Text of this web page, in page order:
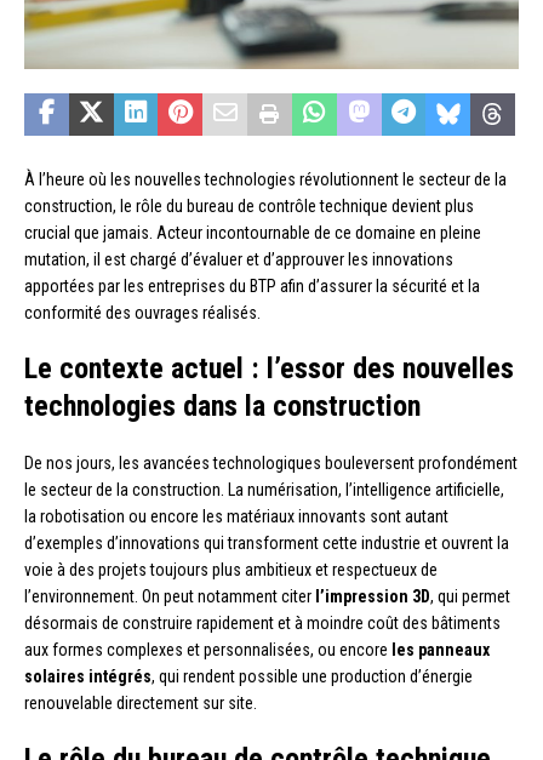
À l’heure où les nouvelles technologies révolutionnent le secteur de la
construction, le rôle du bureau de contrôle technique devient plus
crucial que jamais. Acteur incontournable de ce domaine en pleine
mutation, il est chargé d’évaluer et d’approuver les innovations
apportées par les entreprises du BTP afin d’assurer la sécurité et la
conformité des ouvrages réalisés.
Le contexte actuel : l’essor des nouvelles
technologies dans la construction
De nos jours, les avancées technologiques bouleversent profondément
le secteur de la construction. La numérisation, l’intelligence artificielle,
la robotisation ou encore les matériaux innovants sont autant
d’exemples d’innovations qui transforment cette industrie et ouvrent la
voie à des projets toujours plus ambitieux et respectueux de
l’environnement. On peut notamment citer l’impression 3D, qui permet
désormais de construire rapidement et à moindre coût des bâtiments
aux formes complexes et personnalisées, ou encore les panneaux
solaires intégrés, qui rendent possible une production d’énergie
renouvelable directement sur site.